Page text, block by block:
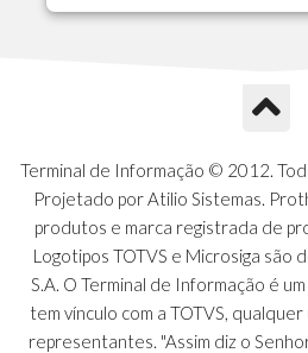
A1P - Tipos de Charts
A1S - Notificacoes do Vendedor
A1U - Intermediadores
A1V - Schemas - Gestao de Vendas
A1W - Campos do Schema
A1X - CFDI Complemento Carta
A1Y - Carta Porte - Localizacoes
A1Z - Carta Porte - Operadores
A20 - Nota Explicativa - PCO
Terminal de Informação © 2012.
Projetado por Atilio Sistemas.
produtos e marca registrada de
Logotipos TOTVS e Microsiga são
S.A. O Terminal de Informação é
tem vínculo com a TOTVS,
representantes. "Assim diz o